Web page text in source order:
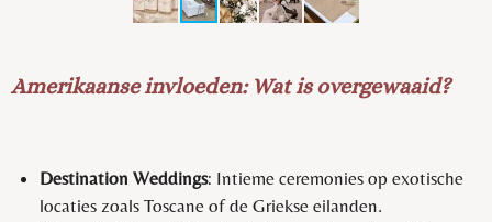
Amerikaanse invloeden: Wat is overgewaaid?
Destination Weddings: Intieme ceremonies op exotische
locaties zoals Toscane of de Griekse eilanden.